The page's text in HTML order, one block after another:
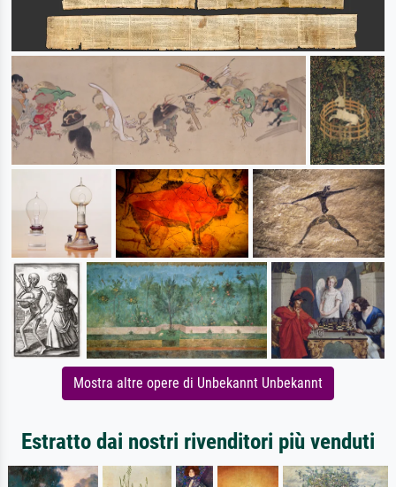
Mostra altre opere di Unbekannt Unbekannt
Estratto dai nostri rivenditori più venduti